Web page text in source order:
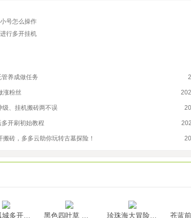
号怎么操作
行多开挂机
养成做任务
涨粉丝
级、挂机搬砖两不误
多开刷初始教程
砖，多多云助你玩转古墓探险！